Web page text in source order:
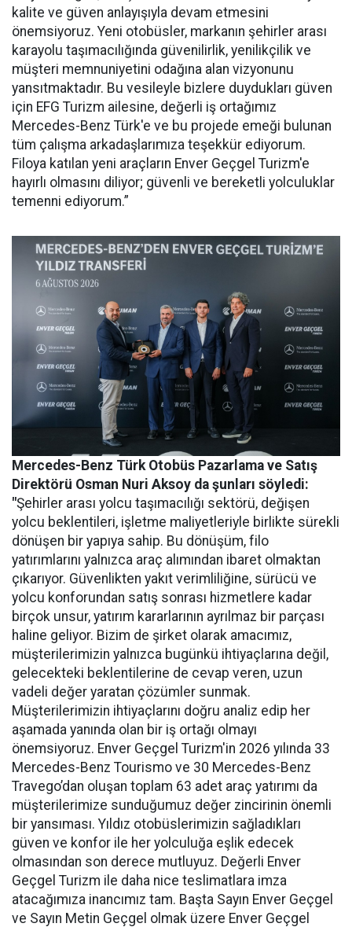
kalite ve güven anlayışıyla devam etmesini
önemsiyoruz. Yeni otobüsler, markanın şehirler arası
karayolu taşımacılığında güvenilirlik, yenilikçilik ve
müşteri memnuniyetini odağına alan vizyonunu
yansıtmaktadır. Bu vesileyle bizlere duydukları güven
için EFG Turizm ailesine, değerli iş ortağımız
Mercedes-Benz Türk'e ve bu projede emeği bulunan
tüm çalışma arkadaşlarımıza teşekkür ediyorum.
Filoya katılan yeni araçların Enver Geçgel Turizm'e
hayırlı olmasını diliyor; güvenli ve bereketli yolculuklar
temenni ediyorum.”
Mercedes-Benz Türk Otobüs Pazarlama ve Satış
Direktörü Osman Nuri Aksoy da şunları söyledi:
"Şehirler arası yolcu taşımacılığı sektörü, değişen
yolcu beklentileri, işletme maliyetleriyle birlikte sürekli
dönüşen bir yapıya sahip. Bu dönüşüm, filo
yatırımlarını yalnızca araç alımından ibaret olmaktan
çıkarıyor. Güvenlikten yakıt verimliliğine, sürücü ve
yolcu konforundan satış sonrası hizmetlere kadar
birçok unsur, yatırım kararlarının ayrılmaz bir parçası
haline geliyor. Bizim de şirket olarak amacımız,
müşterilerimizin yalnızca bugünkü ihtiyaçlarına değil,
gelecekteki beklentilerine de cevap veren, uzun
vadeli değer yaratan çözümler sunmak.
Müşterilerimizin ihtiyaçlarını doğru analiz edip her
aşamada yanında olan bir iş ortağı olmayı
önemsiyoruz. Enver Geçgel Turizm'in 2026 yılında 33
Mercedes-Benz Tourismo ve 30 Mercedes-Benz
Travego’dan oluşan toplam 63 adet araç yatırımı da
müşterilerimize sunduğumuz değer zincirinin önemli
bir yansıması. Yıldız otobüslerimizin sağladıkları
güven ve konfor ile her yolculuğa eşlik edecek
olmasından son derece mutluyuz. Değerli Enver
Geçgel Turizm ile daha nice teslimatlara imza
atacağımıza inancımız tam. Başta Sayın Enver Geçgel
ve Sayın Metin Geçgel olmak üzere Enver Geçgel